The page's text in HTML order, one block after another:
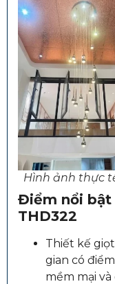
Hình ảnh thực
Điểm nổi bật
THD322
Thiết kế
gian có
mềm mại